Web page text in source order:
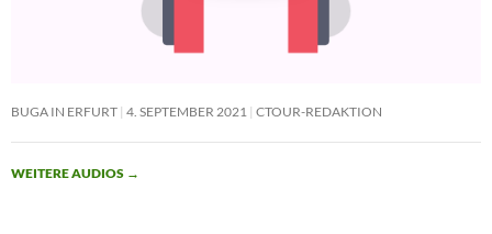
BUGA IN ERFURT 4. SEPTEMBER 2021 CTOUR-REDAKTION
WEITERE AUDIOS →